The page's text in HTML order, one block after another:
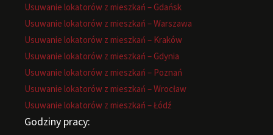
Usuwanie lokatorów z mieszkań – Gdańsk
Usuwanie lokatorów z mieszkań – Warszawa
Usuwanie lokatorów z mieszkań – Kraków
Usuwanie lokatorów z mieszkań – Gdynia
Usuwanie lokatorów z mieszkań – Poznań
Usuwanie lokatorów z mieszkań – Wrocław
Usuwanie lokatorów z mieszkań – Łódź
Godziny pracy: